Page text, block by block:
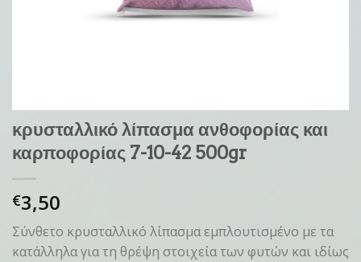
κρυσταλλικό λίπασμα ανθοφορίας και
καρποφορίας 7-10-42 500gr
€3,50
Σύνθετο κρυσταλλικό λίπασμα εμπλουτισμένο με τα
κατάλληλα για τη θρέψη στοιχεία των φυτών και ιδίως